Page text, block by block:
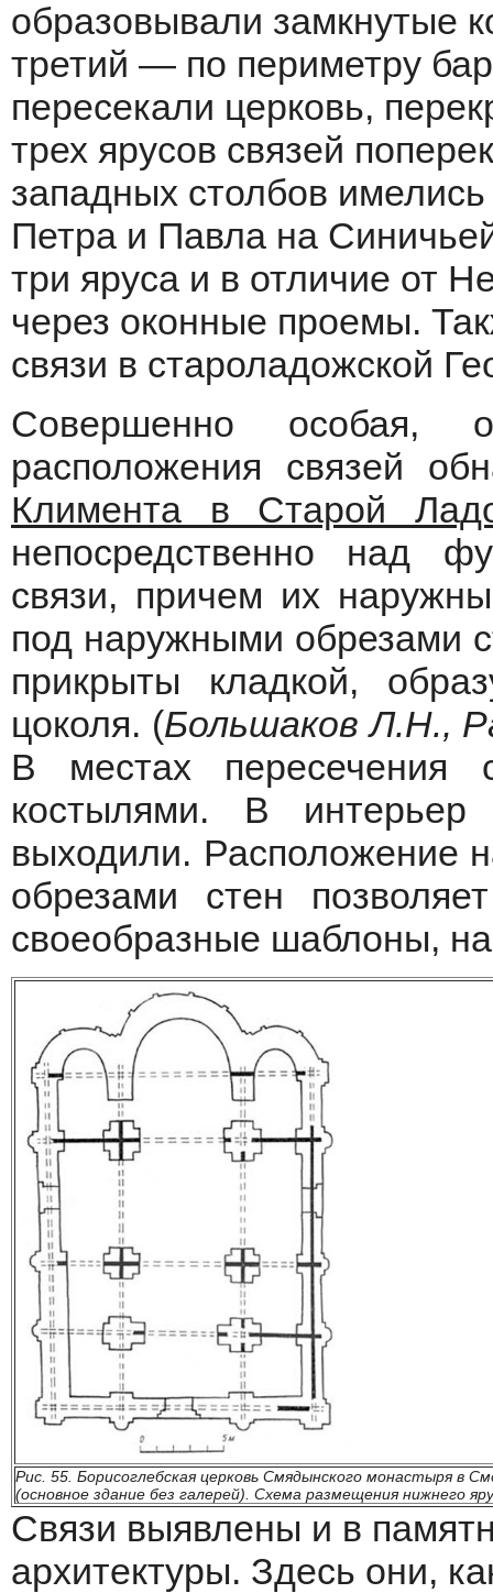
образовывали замкнутые
третий — по периметру
пересекали церковь,
трех ярусов связей
западных столбов
Петра и Павла на
три яруса и в отличие от
через оконные проемы.
связи в староладожской
Совершенно особая,
расположения связей
Климента в Старой
непосредственно над
связи, причем их
под наружными обрезами
прикрыты кладкой,
цоколя. (Большаков Л.Н.,
В местах пересечения
костылями. В
выходили. Расположение
обрезами стен
своеобразные шаблоны,
Рис. 55. Борисоглебская церковь Смядынского монастыря в
(основное здание без галерей). Схема размещения нижнего
Связи выявлены и в
архитектуры. Здесь они,